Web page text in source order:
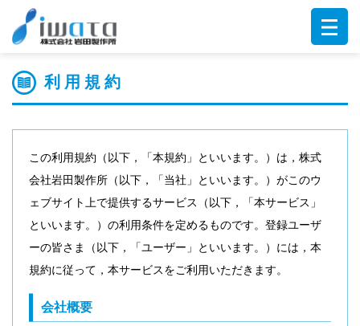
利用規約
この利用規約（以下，「本規約」といいます。）は，株式
会社岩田製作所（以下，「当社」といいます。）がこのウ
ェブサイト上で提供するサービス（以下，「本サービス」
といいます。）の利用条件を定めるものです。登録ユーザ
ーの皆さま（以下，「ユーザー」といいます。）には，本
規約に従って，本サービスをご利用いただきます。
会社概要